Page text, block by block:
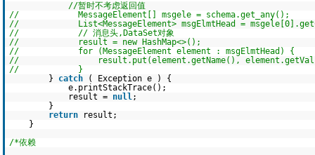
//暂时不考虑返回值
// MessageElement[] msgele = schema.get_any();
// List<MessageElement> msgElmtHead =
// // 消息头,DataSet对象
// result = new HashMap<>();
// for (MessageElement element : msgElmtHead) {
// result.put(element.getName(),
// }
} catch
( Exception e ) {
e.printStackTrace();
result = null;
}
return
result;
}
/*依赖